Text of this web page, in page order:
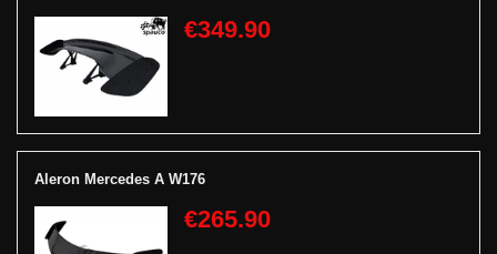
€349.90
Aleron Mercedes A W176
€265.90